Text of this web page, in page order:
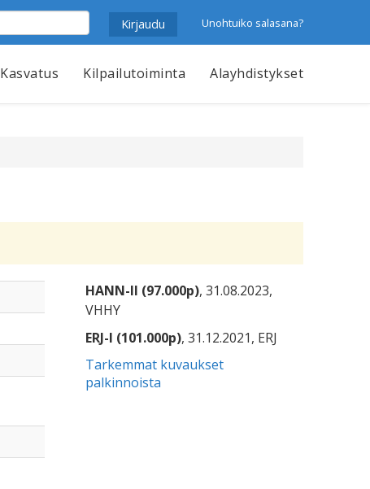
Unohtuiko salasana?
Kasvatus Kilpailutoiminta Alayhdistykset
HANN-II (97.000p), 31.08.2023,
VHHY
ERJ-I (101.000p), 31.12.2021, ERJ
Tarkemmat kuvaukset
palkinnoista